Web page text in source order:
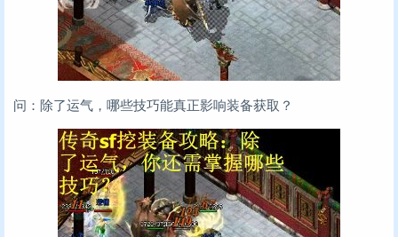
问：除了运气，哪些技巧能真正影响装备获取？